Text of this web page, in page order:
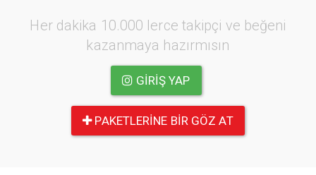
Her dakika 10.000 lerce takipçi ve beğeni
kazanmaya hazırmısın
GIRIŞ YAP
PAKETLERINE BIR GÖZ AT